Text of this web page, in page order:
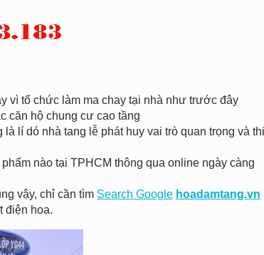
vì tổ chức làm ma chay tại nhà như trước đây
căn hộ chung cư cao tầng
lí dó nhà tang lễ phát huy vai trò quan trọng và
nào tại TPHCM thông qua online ngày càng
vậy, chỉ cần tìm Search Google hoadamtang.vn
điện hoa.